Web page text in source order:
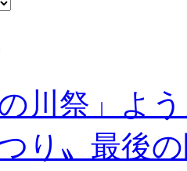
川祭」よ
り〟最後